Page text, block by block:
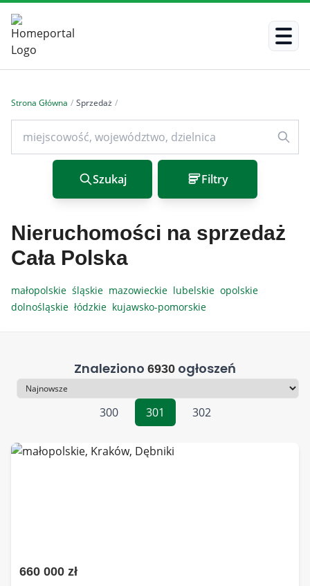
Strona Główna / Sprzedaż /
Szukaj Filtry
Nieruchomości na sprzedaż
Cała Polska
małopolskie śląskie mazowieckie lubelskie opolskie
dolnośląskie łódzkie kujawsko-pomorskie
Znaleziono 6930 ogłoszeń
Sortowanie
300
301 302
660 000 zł